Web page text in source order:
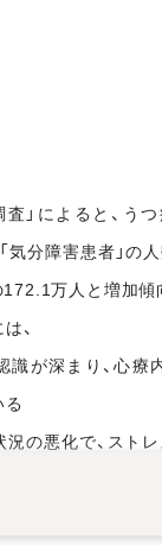
」によると、う
気分障害患者」の
万人と増加傾
、
が深まり、心療
の悪化で、ストレ
人が増えている
釈が広がっている